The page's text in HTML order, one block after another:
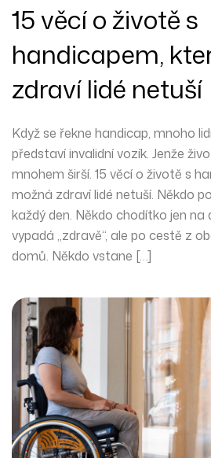
15 věcí o životě s
handicapem,
zdraví lidé netuší
Když se řekne handicap, mnoho
představí invalidní vozík. Jenže
mnohem širší. 15 věcí o životě s
možná zdraví lidé netuší. Někdo
každý den. Někdo chodítko jen na
vypadá „zdravě“, ale po cestě z
domů. Někdo vstane […]